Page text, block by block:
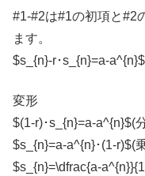
#1-#2は#1の初項と#2
ます。
$s_{n}-r･s_{n}=a-a^{n}$
変形
$(1-r)･s_{n}=a-a^{n}$(
$s_{n}=a-a^{n}･(1-r)$(
$s_{n}=\dfrac{a-